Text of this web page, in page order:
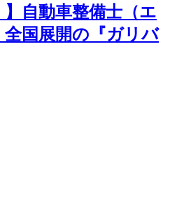
】自動車整備士（エ
全国展開の『ガリバ